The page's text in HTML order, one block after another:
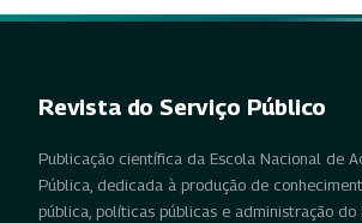
Revista do Serviço Público
Publicação científica da Escola Nacional de
Pública, dedicada à produção de
pública, políticas públicas e administração do